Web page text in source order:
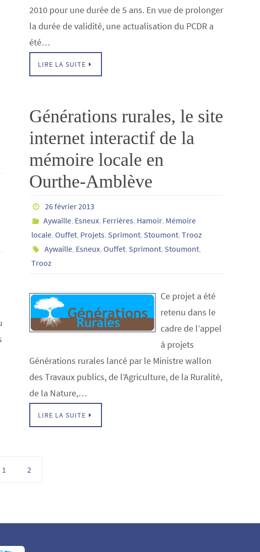
2010 pour une durée de 5 ans. En vue de prolonger
la durée de validité, une actualisation du PCDR a
été…
LIRE LA SUITE
Générations rurales, le site
internet interactif de la
mémoire locale en
Ourthe-Amblève
26 février 2013
Aywaille, Esneux, Ferrières, Hamoir, Mémoire
locale, Ouffet, Projets, Sprimont, Stoumont, Trooz
Aywaille, Esneux,Ouffet, Sprimont, Stoumont,
Trooz
Ce projet a été
retenu dans le
cadre de l’appel
à projets
Générations rurales lancé par le Ministre wallon
des Travaux publics, de l’Agriculture, de la Ruralité,
de la Nature,…
LIRE LA SUITE
1 2